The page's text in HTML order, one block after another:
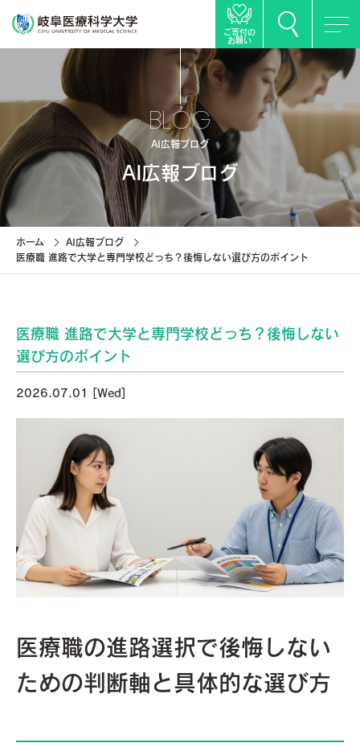
ご寄付の
お願い
BLOG
AI広報ブログ
AI広報ブログ
ホーム
AI広報ブログ
医療職 進路で大学と専門学校どっち？後悔しない選び方のポイント
医療職 進路で大学と専門学校どっち？後悔しない
選び方のポイント
2026.07.01 [Wed]
医療職の進路選択で後悔しない
ための判断軸と具体的な選び方